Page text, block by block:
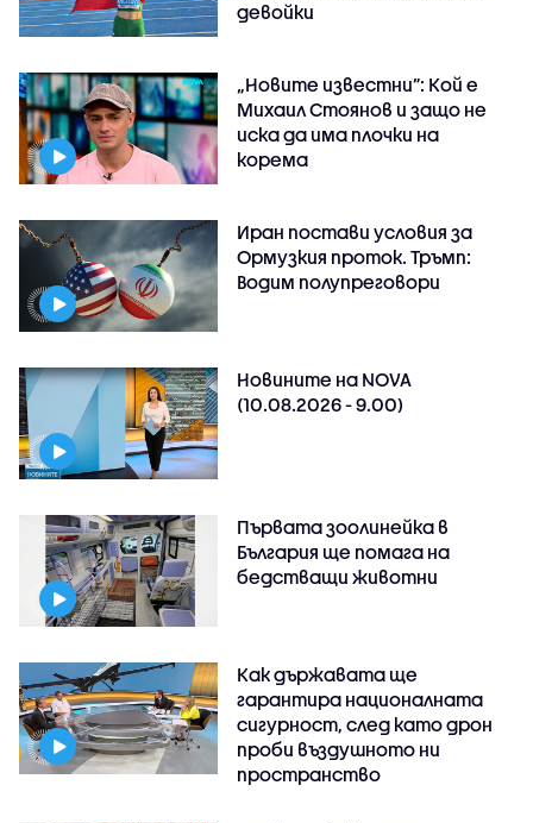
девойки
„Новите известни”: Кой е
Михаил Стоянов и защо не
иска да има плочки на
корема
Иран постави условия за
Ормузкия проток. Тръмп:
Водим полупреговори
Новините на NOVA
(10.08.2026 - 9.00)
Първата зоолинейка в
България ще помага на
бедстващи животни
Как държавата ще
гарантира националната
сигурност, след като дрон
проби въздушното ни
пространство